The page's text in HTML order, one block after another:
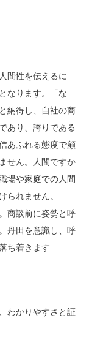
間性を伝えるに
なります。「な
納得し、自社の商
あり、誇りである
あふれる態度で顧
せん。人間ですか
場や家庭での人間
られません。
商談前に姿勢と呼
丹田を意識し、呼
ち着きます
わかりやすさと証